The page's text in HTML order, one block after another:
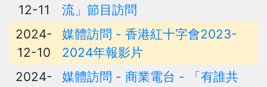
12-11
流」節目訪問
2024-
12-10
媒體訪問 - 香港紅十字會2023-
2024年報影片
2024-
媒體訪問 - 商業電台 - 「有誰共